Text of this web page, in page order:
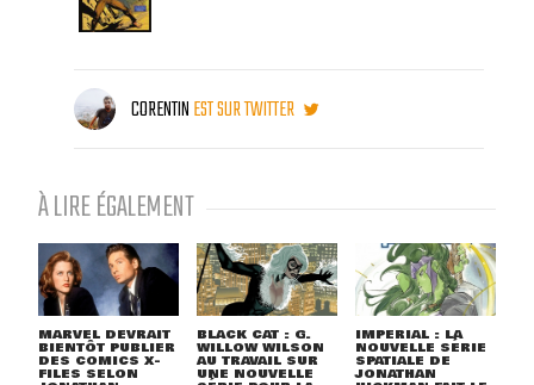
CORENTINEST SUR TWITTER
À LIRE ÉGALEMENT
MARVEL DEVRAIT
BIENTÔT PUBLIER
DES COMICS X-
FILES SELON
BLACK CAT : G.
WILLOW WILSON
AU TRAVAIL SUR
UNE NOUVELLE
IMPERIAL : LA
NOUVELLE SÉRIE
SPATIALE DE
JONATHAN